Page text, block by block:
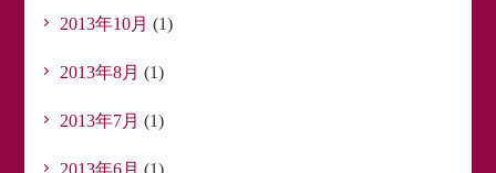
2013年10月 (1)
2013年8月 (1)
2013年7月 (1)
2013年6月 (1)